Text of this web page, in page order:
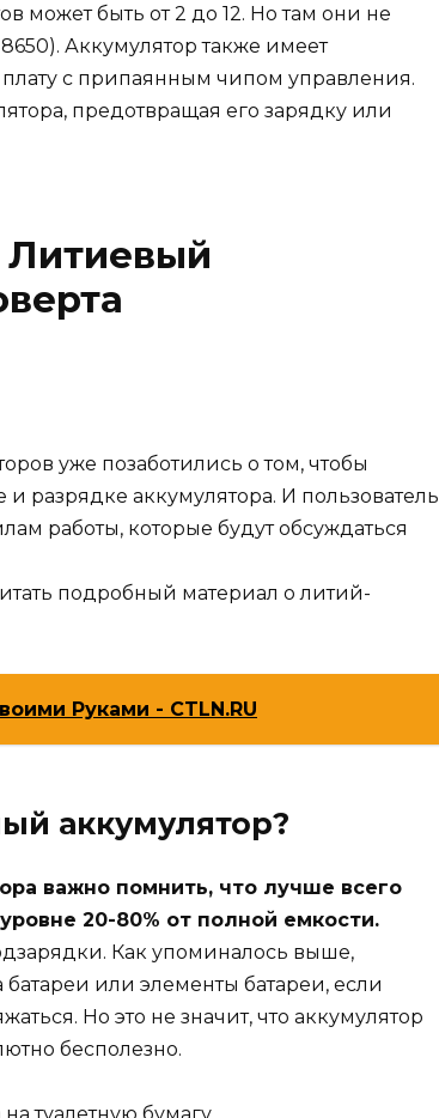
может быть от 2 до 12. Но там они не
Аккумулятор также имеет
с припаянным чипом управления.
предотвращая его зарядку или
Литиевый
уже позаботились о том, чтобы
разрядке аккумулятора. И пользователь
работы, которые будут обсуждаться
подробный материал о литий-
Руками - CTLN.RU
аккумулятор?
важно помнить, что лучше всего
20-80% от полной емкости.
Как упоминалось выше,
или элементы батареи, если
Но это не значит, что аккумулятор
бесполезно.